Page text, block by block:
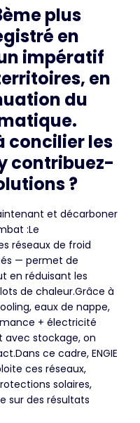
plus
en
impératif
en
du
concilier les
contribuez-
?
et décarboner
:Le
réseaux de froid
— permet de
en réduisant les
de chaleur.Grâce à
eaux de nappe,
+ électricité
stockage, on
ce cadre, ENGIE
ces réseaux,
solaires,
sur des résultats